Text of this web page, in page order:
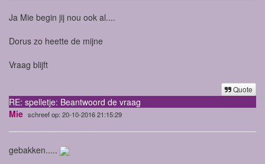
Ja Mie begin jij nou ook al....
Dorus zo heette de mijne
Vraag blijft
Quote
RE: spelletje: Beantwoord de vraag
Mie schreef op: 20-10-2016 21:15:29
gebakken.....